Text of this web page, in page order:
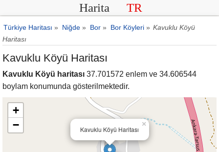
Harita TR
Türkiye Haritası » Niğde » Bor » Bor Köyleri » Kavuklu Köyü
Haritası
Kavuklu Köyü Haritası
Kavuklu Köyü haritası 37.701572 enlem ve 34.606544
boylam konumunda gösterilmektedir.
Kavuklu Köyü Haritası
×
+
−